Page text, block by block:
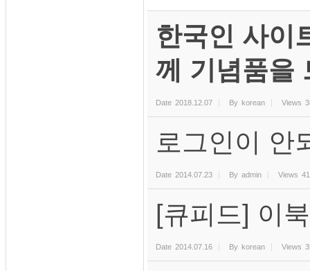
한국인 사이
께 기념품을
Date 2018.12.07 By korean Views
로그인이 안
Date 2014.07.23 By admin Views
[큐피드] 이
Date 2014.07.16 By korean Views